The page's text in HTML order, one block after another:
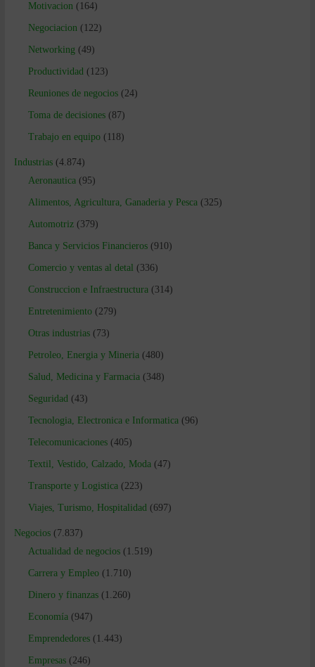
Motivacion(164)
Negociacion(122)
Networking (49)
Productividad(123)
Reuniones de negocios(24)
Toma de decisiones(87)
Trabajo en equipo(118)
Industrias(4.874)
Aeronautica(95)
Alimentos, Agricultura, Ganaderia y Pesca(325)
Automotriz(379)
Banca y Servicios Financieros(910)
Comercio y ventas al detal (336)
Construccion e Infraestructura(314)
Entretenimiento(279)
Otras industrias(73)
Petroleo, Energia y Mineria(480)
Salud, Medicina y Farmacia(348)
Seguridad(43)
Tecnologia, Electronica e Informatica(96)
Telecomunicaciones(405)
Textil, Vestido, Calzado, Moda(47)
Transporte y Logistica(223)
Viajes, Turismo, Hospitalidad(697)
Negocios(7.837)
Actualidad de negocios(1.519)
Carrera y Empleo(1.710)
Dinero y finanzas(1.260)
Economía(947)
Emprendedores(1.443)
Empresas(246)